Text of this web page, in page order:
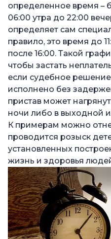
определенное время –
06:00 утра до 22:00
определяет сам
правило, это время до
после 16:00. Такой
чтобы застать
если судебное
исполнено без
пристав может
ночи либо в выходной
К примерам можно
проводится розыск
установленных
жизнь и здоровья